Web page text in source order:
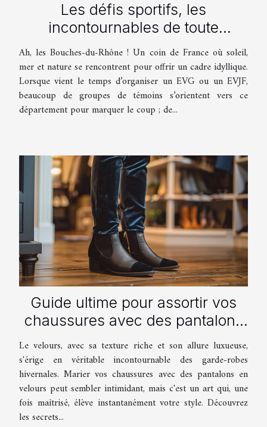
Les défis sportifs, les
incontournables de toute
organisation d’EVG et EVJF dans
les Bouches-du-Rhône
Ah, les Bouches-du-Rhône ! Un coin de France où soleil,
mer et nature se rencontrent pour offrir un cadre idyllique.
Lorsque vient le temps d’organiser un EVG ou un EVJF,
beaucoup de groupes de témoins s’orientent vers ce
département pour marquer le coup ; de...
Guide ultime pour assortir vos
chaussures avec des pantalons
en velours
Le velours, avec sa texture riche et son allure luxueuse,
s'érige en véritable incontournable des garde-robes
hivernales. Marier vos chaussures avec des pantalons en
velours peut sembler intimidant, mais c'est un art qui, une
fois maîtrisé, élève instantanément votre style. Découvrez
les secrets...